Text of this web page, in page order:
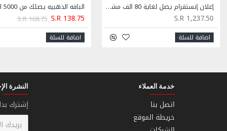
إعلان إنستقرام يصل لغاية 80 الف مشاهد
S.R 1,237.50
اضافة للسلة
S.R 138.75
S.R 168.75
اضافة للسلة
خدمة العملاء
اتصل بنا
خريطة الموقع
النشرة
إشترك